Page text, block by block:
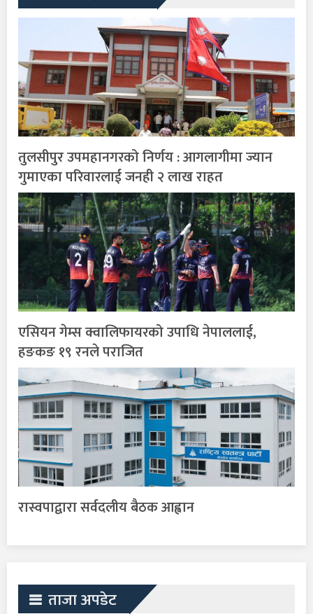
तुलसीपुर उपमहानगरको निर्णय : आगलागीमा ज्यान
गुमाएका परिवारलाई जनही २ लाख राहत
एसियन गेम्स क्वालिफायरको उपाधि नेपाललाई,
हङकङ १९ रनले पराजित
रास्वपाद्वारा सर्वदलीय बैठक आह्वान
ताजा अपडेट